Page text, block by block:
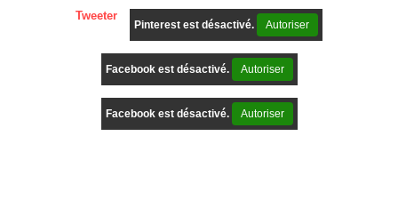
Tweeter
Pinterest est désactivé. Autoriser
Facebook est désactivé. Autoriser
Facebook est désactivé. Autoriser